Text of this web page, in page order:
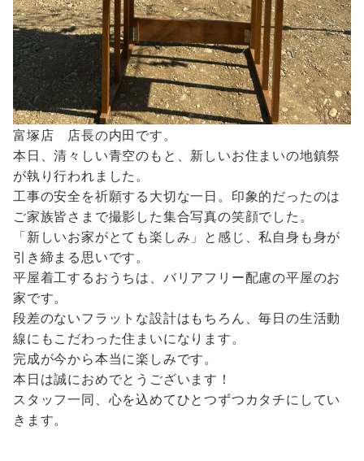
富塚店 店長の内田です。
本日、清々しい青空のもと、新しいお住まいの地鎮祭
が執り行われました。
工事の安全を祈願する大切な一日。印象的だったのは
ご家族皆さまで撮影した集合写真の笑顔でした。
「新しいお家がとても楽しみ」と感じ、私自身も身が
引き締まる思いです。
平屋着工するおうちは、バリアフリー配慮の平屋のお
家です。
段差のないフラットな設計はもちろん、毎日の生活動
線にもこだわった住まいになります。
完成が今から本当に楽しみです。
本日は誠におめでとうございます！
スタッフ一同、心を込めてひとつずつカタチにしてい
きます。